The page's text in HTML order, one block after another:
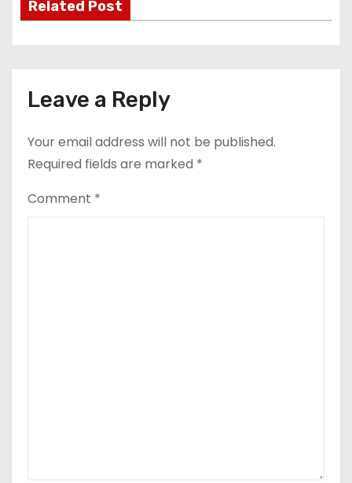
Related Post
Leave a Reply
Your email address will not be published.
Required fields are marked *
Comment *